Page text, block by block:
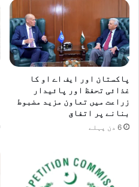
پاکستان اور ایف اے او کا
غذائی تحفظ اور پائیدار
زراعت میں تعاون مزید مضبوط
بنانے پر اتفاق
6 دن پہلے